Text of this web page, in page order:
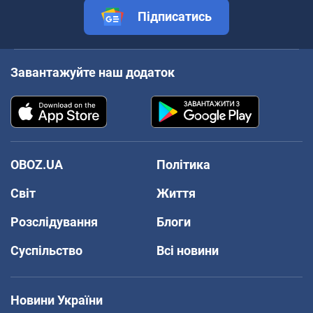
Підписатись
Завантажуйте наш додаток
OBOZ.UA
Політика
Світ
Життя
Розслідування
Блоги
Суспільство
Всі новини
Новини України